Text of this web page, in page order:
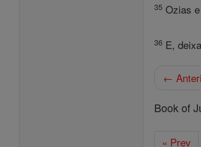
35 Ozias
36 E,
←
Book of
« Prev